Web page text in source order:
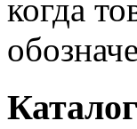
когда